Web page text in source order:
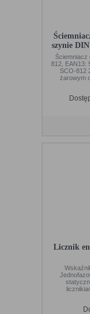
szynie
Ściemniacz
812, EAN13:
SCO-812
żarowym
Licznik